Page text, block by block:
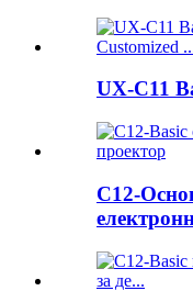
UX-C11
C12-